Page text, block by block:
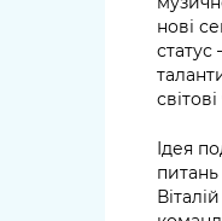
нові
статус
Ідея